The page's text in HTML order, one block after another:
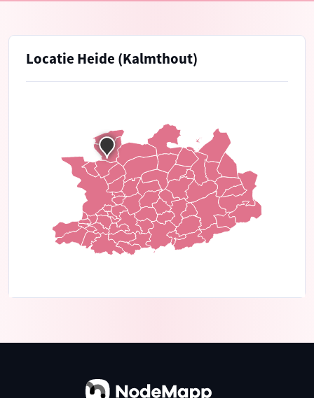
Locatie Heide (Kalmthout)